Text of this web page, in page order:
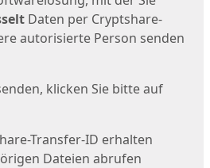
Daten per Cryptshare-
autorisierte Person senden
klicken Sie bitte auf
Transfer-ID erhalten
Dateien abrufen